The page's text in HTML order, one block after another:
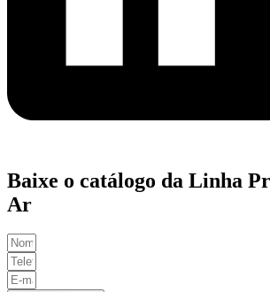
Baixe o catálogo da Linha
Ar